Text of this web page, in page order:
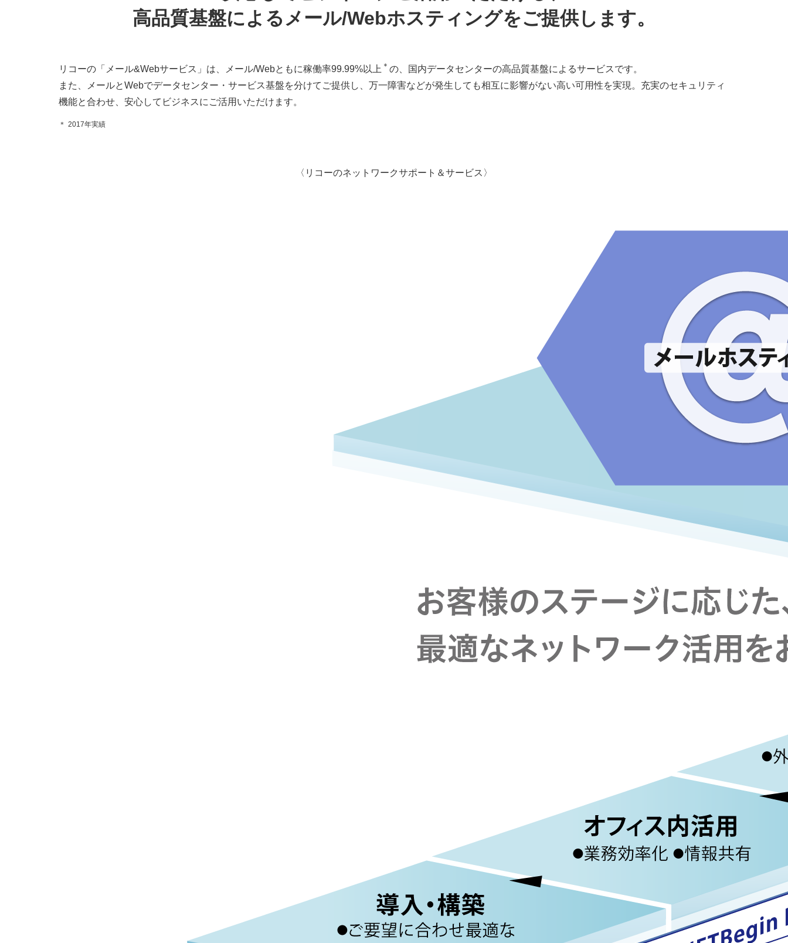
高品質基盤によるメール/Webホスティングをご提供します。
リコーの「メール&Webサービス」は、メール/Webともに稼働率99.99%以上 ＊ の、国内データセンターの高品質基盤によるサービスです。
また、メールとWebでデータセンター・サービス基盤を分けてご提供し、万一障害などが発生しても相互に影響がない高い可用性を実現。充実のセキュリティ
機能と合わせ、安心してビジネスにご活用いただけます。
＊ 2017年実績
〈リコーのネットワークサポート＆サービス〉